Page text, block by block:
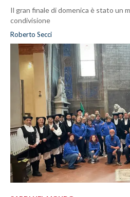
Il gran finale di domenica è stato un
condivisione
Roberto Secci